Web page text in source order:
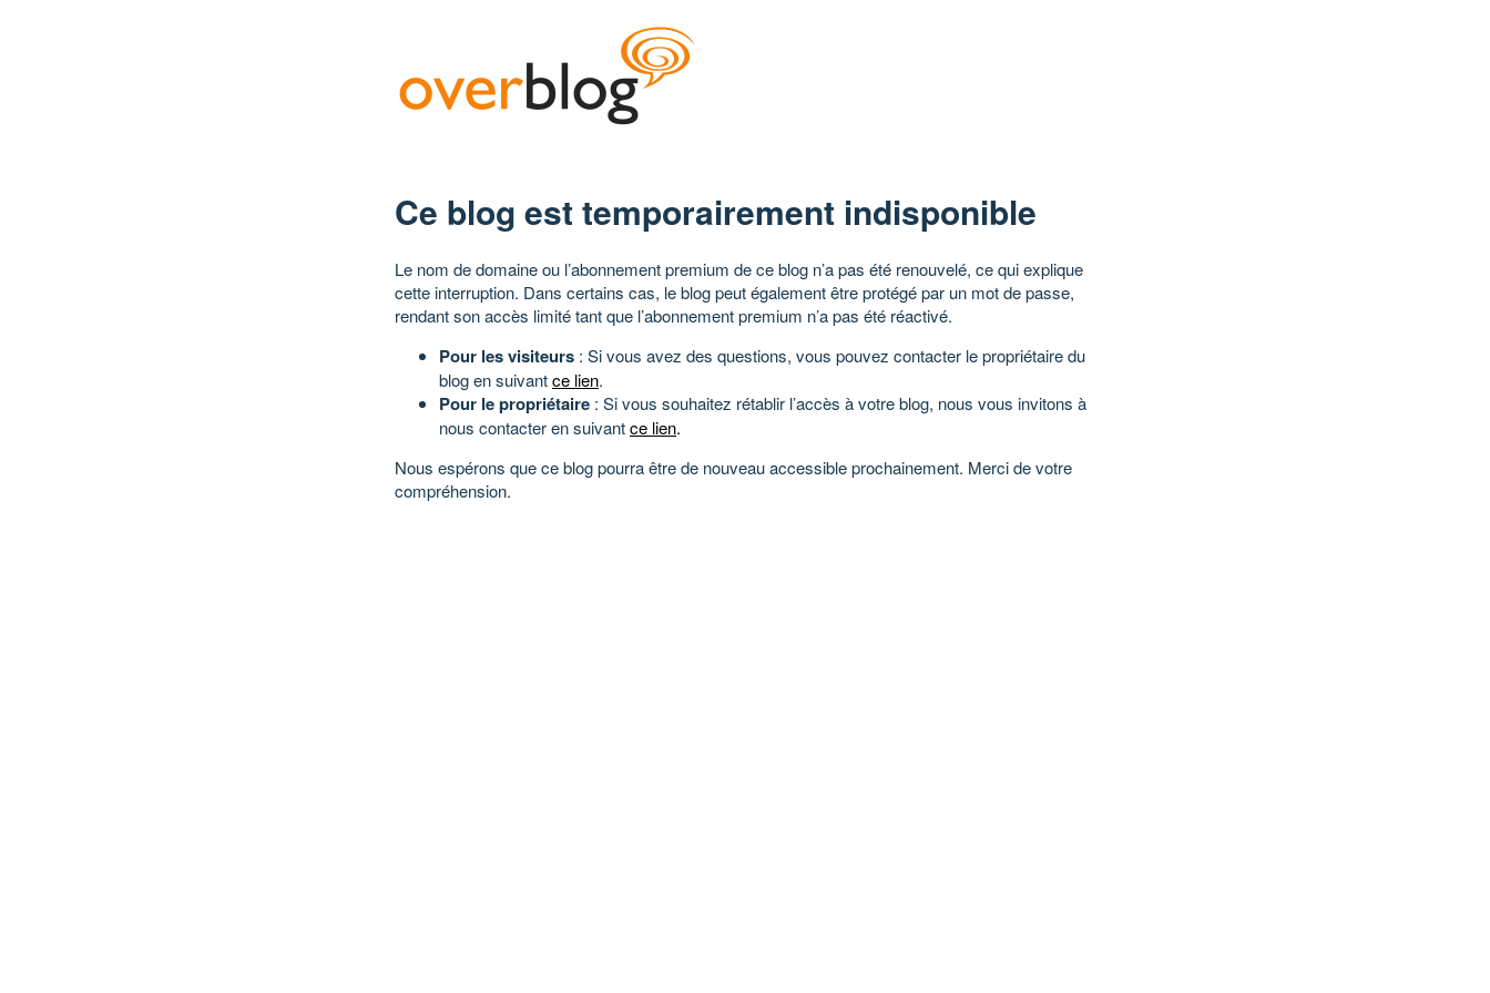
Ce blog est temporairement indisponible
Le nom de domaine ou l’abonnement premium de ce blog n’a pas été renouvelé, ce qui explique
cette interruption. Dans certains cas, le blog peut également être protégé par un mot de passe,
rendant son accès limité tant que l’abonnement premium n’a pas été réactivé.
Pour les visiteurs : Si vous avez des questions, vous pouvez contacter le propriétaire du
blog en suivantce lien.
Pour le propriétaire : Si vous souhaitez rétablir l’accès à votre blog, nous vous invitons à
nous contacter en suivantce lien.
Nous espérons que ce blog pourra être de nouveau accessible prochainement. Merci de votre
compréhension.